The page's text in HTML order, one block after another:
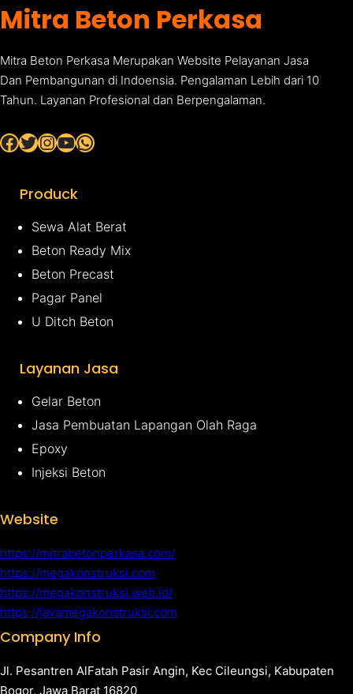
Mitra Beton Perkasa
Mitra Beton Perkasa Merupakan Website Pelayanan Jasa
Dan Pembangunan di Indoensia. Pengalaman Lebih dari 10
Tahun. Layanan Profesional dan Berpengalaman.
Facebook Twitter InstagramYouTube WhatsApp
Produck
Sewa Alat Berat
Beton Ready Mix
Beton Precast
Pagar Panel
U Ditch Beton
Layanan Jasa
Gelar Beton
Jasa Pembuatan Lapangan Olah Raga
Epoxy
Injeksi Beton
Website
https://mitrabetonperkasa.com/
https://megakonstruksi.com
https://megakonstruksi.web.id/
https://javamegakonstruksi.com
Company Info
Jl. Pesantren AlFatah Pasir Angin, Kec Cileungsi, Kabupaten
Bogor, Jawa Barat 16820